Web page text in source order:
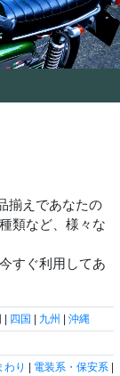
揃えであなたの
類など、様々な
すぐ利用してあ
| 四国 | 九州 | 沖縄
わり | 電装系・保安系 |